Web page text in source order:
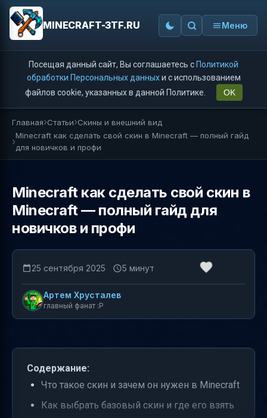
MINECRAFT-3TF.RU Меню
Посещая данный сайт, Вы соглашаетесь с Политикой
обработки Персональных данныхи с использованием
файлов cookie, указанных в данной Политике.
OK
Главная Статьи Скины и внешний вид
Minecraft как сделать свой скин в Minecraft — полный гайд
для новичков и профи
Minecraft как сделать свой скин в
Minecraft — полный гайд для
новичков и профи
25 сентября 2025 5 минут
Артем Хрусталев
главный фанат :P
Содержание:
Что такое скин и зачем он нужен в Minecraft
Как выбрать базовый скин и где его взять